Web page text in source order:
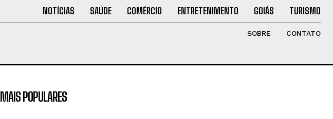
NOTÍCIAS SAÚDE COMÉRCIO ENTRETENIMENTO GOIÁS TURISMO
SOBRE CONTATO
MAIS POPULARES